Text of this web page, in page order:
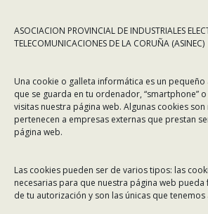
ASOCIACION PROVINCIAL DE INDUSTRIALES
TELECOMUNICACIONES DE LA CORUÑA (ASINEC)
Una cookie o galleta informática es un
que se guarda en tu ordenador, “smartphone”
visitas nuestra página web. Algunas cookies
pertenecen a empresas externas que prestan
página web.
Las cookies pueden ser de varios tipos: las
necesarias para que nuestra página web pueda
de tu autorización y son las únicas que